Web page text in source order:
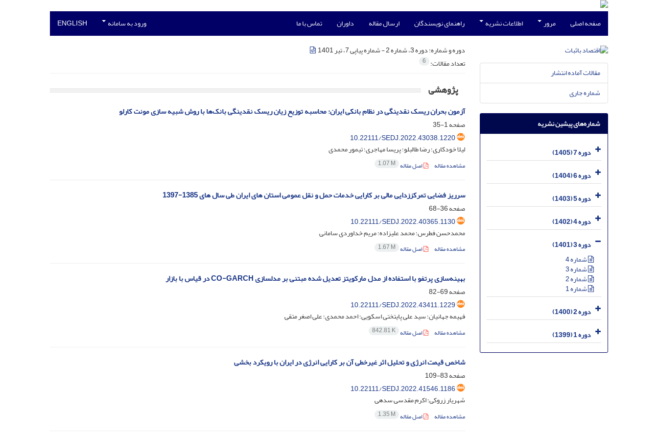
صفحه اصلی مرور اطلاعات نشریه راهنمای نویسندگان ارسال مقاله داوران تماس با ما ورود به سامانه ENGLISH
دوره و شماره:دوره 3، شماره 2 - شماره پیاپی 7، تیر 1401
تعداد مقالات: 6
پژوهشی
آزمون بحران ریسک نقدینگی در نظام بانکی ایران: محاسبه توزیع زیان ریسک نقدینگی بانک‌ها با روش شبیه سازی مونت کارلو
صفحه1-35
10.22111/SEDJ.2022.43038.1220
لیلا خودکاری؛ رضا طالبلو؛ پریسا مهاجری؛ تیمور محمدی
مشاهده مقاله اصل مقاله 1.07 M
سرریز فضایی تمرکززدایی مالی بر کارایی خدمات حمل و نقل عمومی استان های ایران طی سال های 1385-1397
صفحه36-68
10.22111/SEDJ.2022.40365.1130
محمدحسن فطرس؛ محمد علیزاده؛ مریم خداوردی سامانی
مشاهده مقاله اصل مقاله 1.67 M
بهینه‌سازی پرتفو با استفاده از مدل مارکویتز تعدیل شده مبتنی بر مدلسازی CO-GARCH در قیاس با بازار
صفحه69-82
10.22111/SEDJ.2022.43411.1229
فهیمه جهانیان؛ سید علی پایتختی اسکویی؛ احمد محمدی؛ علی اصغر متقی
مشاهده مقاله اصل مقاله 842.81 K
شاخص قیمت انرژی و تحلیل اثر غیرخطی آن بر کارایی انرژی در ایران با رویکرد بخشی
صفحه83-109
10.22111/SEDJ.2022.41546.1186
شهریار زروکی؛ اکرم مقدسی سدهی
مشاهده مقاله اصل مقاله 1.35 M
مقالات آماده انتشار
شماره جاری
شماره‌های پیشین نشریه
دوره 7 (1405)
دوره 6 (1404)
دوره 5 (1403)
دوره 4 (1402)
دوره 3 (1401)
شماره 4
شماره 3
شماره 2
شماره 1
دوره 2 (1400)
دوره 1 (1399)